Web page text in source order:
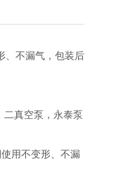
、不漏气，包装后
二真空泵，永泰泵
用不变形、不漏